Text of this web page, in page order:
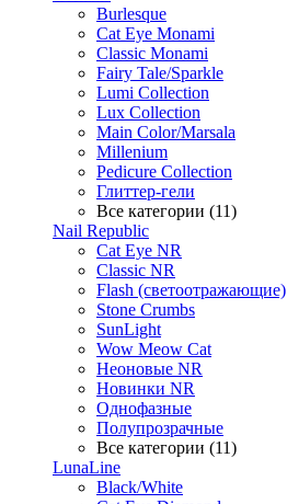
Burlesque
Cat Eye Monami
Classic Monami
Fairy Tale/Sparkle
Lumi Collection
Lux Collection
Main Color/Marsala
Millenium
Pedicure Collection
Глиттер-гели
Все категории (11)
Nail Republic
Cat Eye NR
Classic NR
Flash (светоотражающие)
Stone Crumbs
SunLight
Wow Meow Cat
Неоновые NR
Новинки NR
Однофазные
Полупрозрачные
Все категории (11)
LunaLine
Black/White